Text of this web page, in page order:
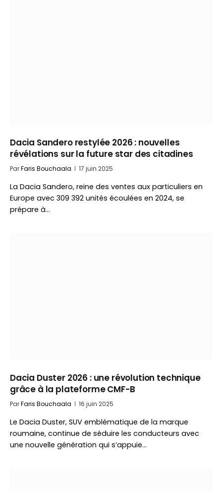
Dacia Sandero restylée 2026 : nouvelles
révélations sur la future star des citadines
ParFaris Bouchaala 17 juin 2025
La Dacia Sandero, reine des ventes aux particuliers en
Europe avec 309 392 unités écoulées en 2024, se
prépare à…
Dacia Duster 2026 : une révolution technique
grâce à la plateforme CMF-B
ParFaris Bouchaala 16 juin 2025
Le Dacia Duster, SUV emblématique de la marque
roumaine, continue de séduire les conducteurs avec
une nouvelle génération qui s’appuie…